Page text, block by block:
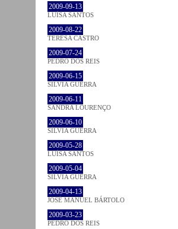
2009-09-13
LUÍSA SANTOS
2009-08-22
TERESA CASTRO
2009-07-24
PEDRO DOS REIS
2009-06-15
SÍLVIA GUERRA
2009-06-11
SANDRA LOURENÇO
2009-06-10
SÍLVIA GUERRA
2009-05-28
LUÍSA SANTOS
2009-05-04
SÍLVIA GUERRA
2009-04-13
JOSÉ MANUEL BÁRTOLO
2009-03-23
PEDRO DOS REIS